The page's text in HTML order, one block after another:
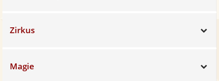
Zirkus
Magie